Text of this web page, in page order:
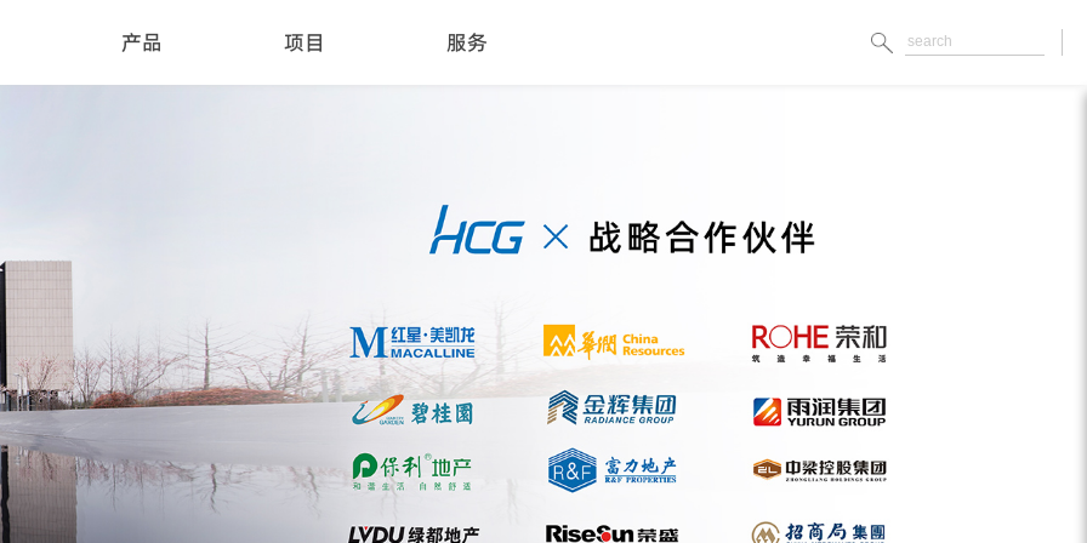
产品 项目 服务